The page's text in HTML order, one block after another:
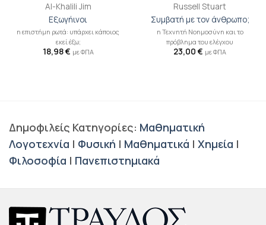
Al-Khalili Jim
Εξωγήινοι
η επιστήμη ρωτά: υπάρχει κάποιος
εκεί έξω;
18,98€ με ΦΠΑ
Russell Stuart
Συμβατή με τον άνθρωπο;
η Τεχνητή Νοημοσύνη και το
πρόβλημα του ελέγχου
23,00 € με ΦΠΑ
Δημοφιλείς Κατηγορίες: Μαθηματική
Λογοτεχνία | Φυσική | Μαθηματικά | Χημεία |
Φιλοσοφία | Πανεπιστημιακά